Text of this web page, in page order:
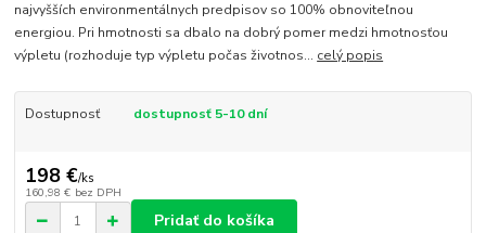
najvyšších environmentálnych predpisov so 100% obnoviteľnou
energiou. Pri hmotnosti sa dbalo na dobrý pomer medzi hmotnosťou
výpletu (rozhoduje typ výpletu počas životnos... celý popis
Dostupnosť dostupnosť 5-10 dní
198 €/ks
160,98 € bez DPH
Pridať do košíka